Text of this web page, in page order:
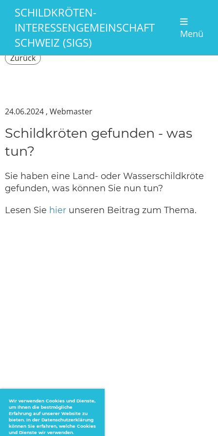
Wir verwenden Cookies und Dienste,
um Ihnen die bestmögliche
Erfahrung auf unserer Website zu
bieten. In der Datenschutzerklärung
können Sie erfahren, welche Cookies
und Dienste wir verwenden.
SCHILDKRÖTEN-
INTERESSENGEMEINSCHAFT
SCHWEIZ (SIGS)
Menü
Zurück
24.06.2024 , Webmaster
Schildkröten gefunden - was
tun?
Sie haben eine Land- oder Wasserschildkröte
gefunden, was können Sie nun tun?
Lesen Sie hier unseren Beitrag zum Thema.